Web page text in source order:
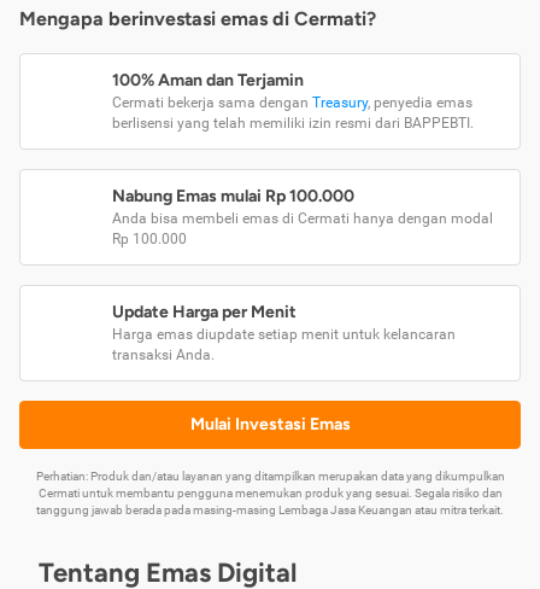
Mengapa berinvestasi emas di Cermati?
100% Aman dan Terjamin
Cermati bekerja sama dengan Treasury, penyedia emas
berlisensi yang telah memiliki izin resmi dari BAPPEBTI.
Nabung Emas mulai Rp 100.000
Anda bisa membeli emas di Cermati hanya dengan modal
Rp 100.000
Update Harga per Menit
Harga emas diupdate setiap menit untuk kelancaran
transaksi Anda.
Mulai Investasi Emas
Perhatian: Produk dan/atau layanan yang ditampilkan merupakan data yang dikumpulkan
Cermati untuk membantu pengguna menemukan produk yang sesuai. Segala risiko dan
tanggung jawab berada pada masing-masing Lembaga Jasa Keuangan atau mitra terkait.
Tentang Emas Digital